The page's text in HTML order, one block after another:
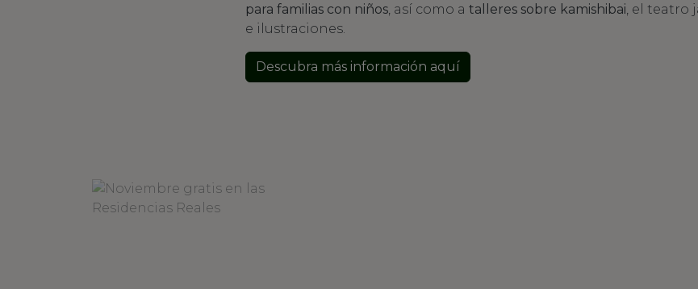
para familias con niños, así como a talleres sobre kamishibai, el teatro
e ilustraciones.
Descubra más información aquí